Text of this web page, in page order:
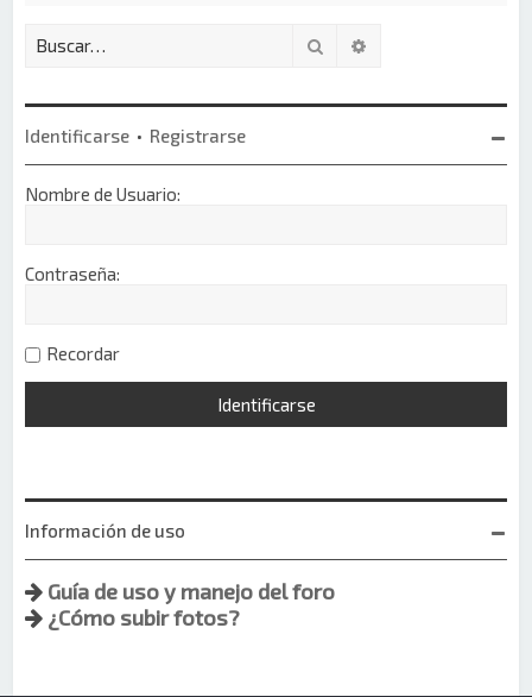
Buscar
Identificarse • Registrarse
Nombre de Usuario:
Contraseña:
Recordar
Información de uso
Guía de uso y manejo del foro
¿Cómo subir fotos?